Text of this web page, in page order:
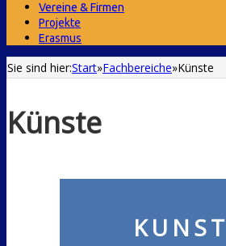
Vereine & Firmen
Projekte
Erasmus
Sie sind hier:Start»Fachbereiche»Künste
Künste
KUNST